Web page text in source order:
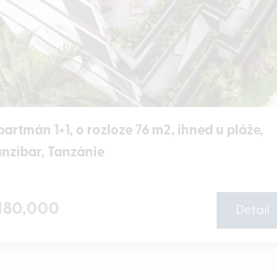
1+1, o rozloze 76 m2, ihned u pláže,
Tanzánie
Detail